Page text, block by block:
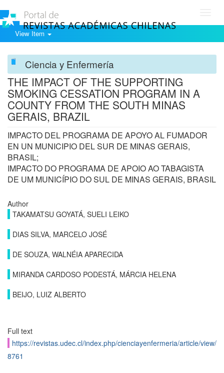
View Item
Ciencia y Enfermería
THE IMPACT OF THE SUPPORTING
SMOKING CESSATION PROGRAM IN A
COUNTY FROM THE SOUTH MINAS
GERAIS, BRAZIL
IMPACTO DEL PROGRAMA DE APOYO AL FUMADOR
EN UN MUNICIPIO DEL SUR DE MINAS GERAIS,
BRASIL;
IMPACTO DO PROGRAMA DE APOIO AO TABAGISTA
DE UM MUNICÍPIO DO SUL DE MINAS GERAIS, BRASIL
Author
TAKAMATSU GOYATÁ, SUELI LEIKO
DIAS SILVA, MARCELO JOSÉ
DE SOUZA, WALNÉIA APARECIDA
MIRANDA CARDOSO PODESTÁ, MÁRCIA HELENA
BEIJO, LUIZ ALBERTO
Full text
https://revistas.udec.cl/index.php/cienciayenfermeria/article/view/
8761